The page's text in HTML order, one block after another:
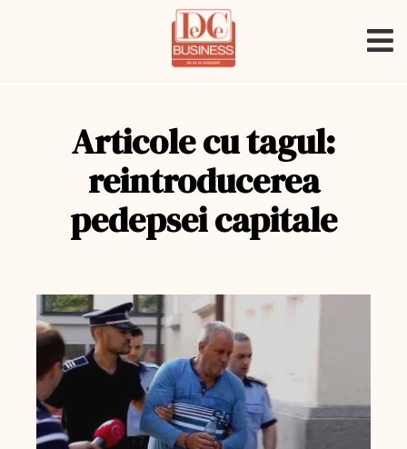
Articole cu tagul:
reintroducerea
pedepsei capitale